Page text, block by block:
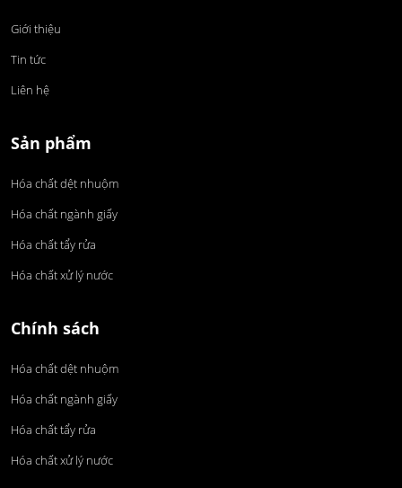
Giới thiệu
Tin tức
Liên hệ
Sản phẩm
Hóa chất dệt nhuộm
Hóa chất ngành giấy
Hóa chất tẩy rửa
Hóa chất xử lý nước
Chính sách
Hóa chất dệt nhuộm
Hóa chất ngành giấy
Hóa chất tẩy rửa
Hóa chất xử lý nước